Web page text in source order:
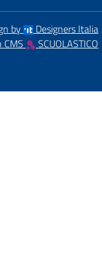
by
Designers Italia
SCUOLASTICO